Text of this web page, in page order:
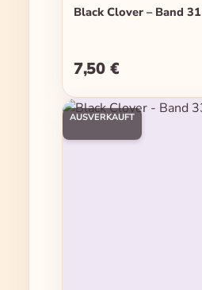
Black Clover – Band 31
Regulärer Preis:
7,50 €
AUSVERKAUFT